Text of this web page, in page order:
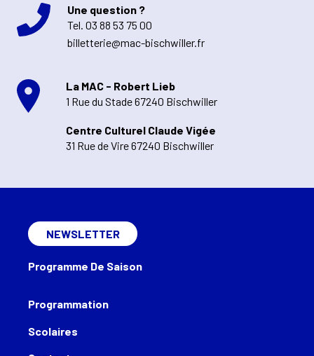
Une question ?
Tel. 03 88 53 75 00
billetterie@mac-bischwiller.fr
La MAC - Robert Lieb
1 Rue du Stade 67240 Bischwiller
Centre Culturel Claude Vigée
31 Rue de Vire 67240 Bischwiller
Programmation
Scolaires
NEWSLETTER
Programme De Saison